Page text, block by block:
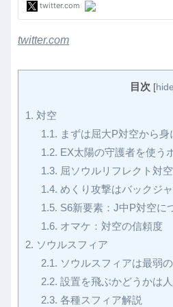
twitter.com
目次 [hide
1. 対空
1.1. まずは屈大P対空から身
1.2. EX太陽の守護者を使う
1.3. 屈ソウルリフレクト対
1.4. めくり攻撃はバックジ
1.5. S6新要素：J中P対空に
1.6. オマケ：対空の信頼度
2. ソウルスフィア
2.1. ソウルスフィアは最弱
2.2. 設置を飛ぶかどうかは
2.3. 各種スフィア解説